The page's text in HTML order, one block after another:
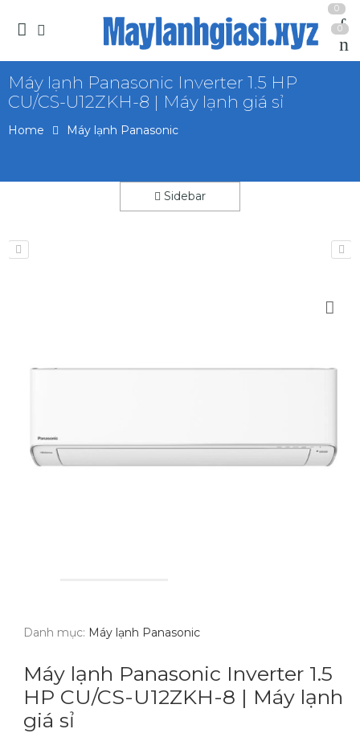
0
0
Máy lạnh Panasonic Inverter 1.5 HP
CU/CS-U12ZKH-8 | Máy lạnh giá sỉ
Home Máy lạnh Panasonic
Sidebar
Danh mục: Máy lạnh Panasonic
Máy lạnh Panasonic Inverter 1.5
HP CU/CS-U12ZKH-8 | Máy lạnh
giá sỉ